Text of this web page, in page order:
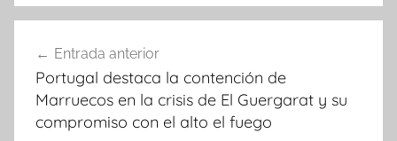
de
entradas
Entrada anterior
Portugal destaca la contención de
Marruecos en la crisis de El Guergarat y su
compromiso con el alto el fuego